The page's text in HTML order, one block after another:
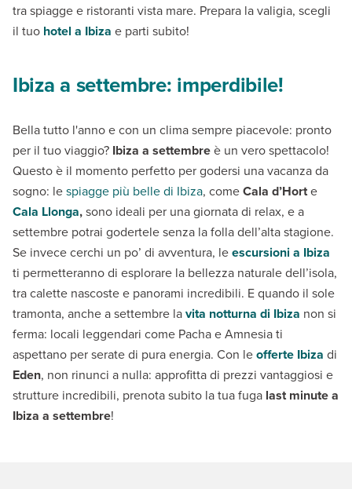
tra spiagge e ristoranti vista mare. Prepara la valigia, scegli
il tuo hotel a Ibiza e parti subito!
Ibiza a settembre: imperdibile!
Bella tutto l'anno e con un clima sempre piacevole: pronto
per il tuo viaggio? Ibiza a settembreè un vero spettacolo!
Questo è il momento perfetto per godersi una vacanza da
sogno: lespiagge più belle di Ibiza, comeCala d’Horte
Cala Llonga,sono ideali per una giornata di relax, e a
settembre potrai godertele senza la folla dell’alta stagione.
Se invece cerchi un po’ di avventura, leescursioni a Ibiza
ti permetteranno di esplorare la bellezza naturale dell’isola,
tra calette nascoste e panorami incredibili. E quando il sole
tramonta, anche a settembre lavita notturna di Ibiza non si
ferma: locali leggendari come Pacha e Amnesia ti
aspettano per serate di pura energia. Con leofferte Ibiza di
Eden, non rinunci a nulla: approfitta di prezzi vantaggiosi e
strutture incredibili, prenota subito la tua fuga last minute a
Ibiza a settembre!